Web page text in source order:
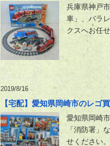
兵庫県神戸
車」、バラ
クスへお任
2019/8/16
【宅配】愛知県岡崎市のレゴ
愛知県岡崎
「消防署」
せください。